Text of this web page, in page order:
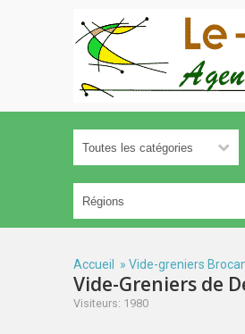
Accueil » Vide-greniers
Vide-Greniers de
Visiteurs: 1980